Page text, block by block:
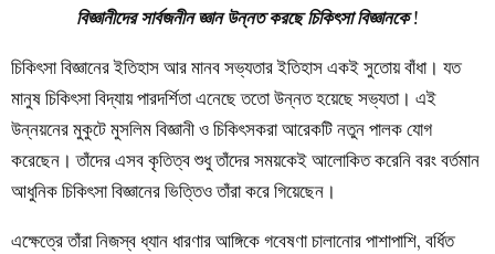
বিজ্ঞানীদের সার্বজনীন জ্ঞান উন্নত করছে চিকিৎসা বিজ্ঞানকে!
চিকিৎসা বিজ্ঞানের ইতিহাস আর মানব সভ্যতার ইতিহাস একই সুতোয় বাঁধা। যত
মানুষ চিকিৎসা বিদ্যায় পারদর্শিতা এনেছে ততো উন্নত হয়েছে সভ্যতা। এই
উন্নয়নের মুকুটে মুসলিম বিজ্ঞানী ও চিকিৎসকরা আরেকটি নতুন পালক যোগ
করেছেন। তাঁদের এসব কৃতিত্ব শুধু তাঁদের সময়কেই আলোকিত করেনি বরং বর্তমান
আধুনিক চিকিৎসা বিজ্ঞানের ভিত্তিও তাঁরা করে গিয়েছেন।
এক্ষেত্রে তাঁরা নিজস্ব ধ্যান ধারণার আঙ্গিকে গবেষণা চালানোর পাশাপাশি, বর্ধিত